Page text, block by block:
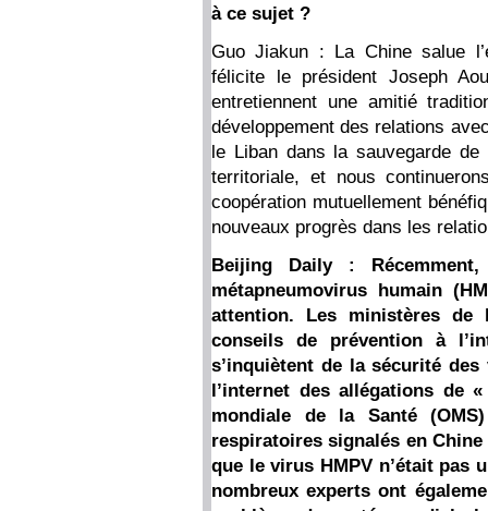
à ce sujet ?
Guo Jiakun : La Chine salue
félicite le président Joseph
entretiennent une amitié
développement des relations
le Liban dans la sauvegarde
territoriale, et nous
coopération mutuellement
nouveaux progrès dans les
Beijing Daily :
métapneumovirus humain
attention. Les ministères
conseils de prévention à
s’inquiètent de la sécurité
l’internet des allégations de
mondiale de la Santé
respiratoires signalés en
que le virus HMPV n’était pas
nombreux experts ont